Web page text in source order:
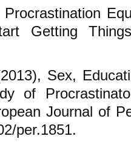
Getting
Sex,
of
Journal of
per.1851.